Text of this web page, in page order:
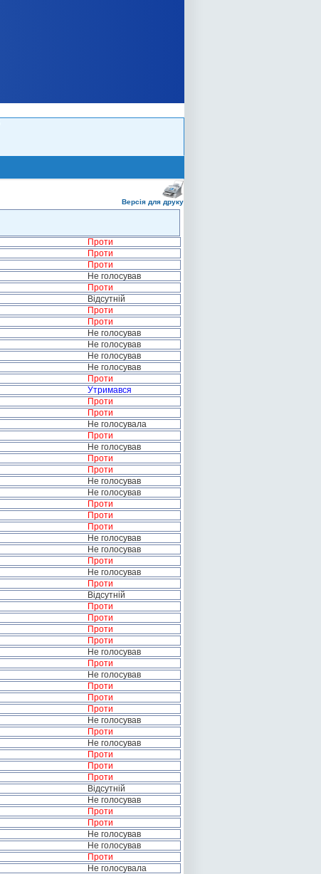
Версія для друку
Проти
Проти
Проти
Не голосував
Проти
Відсутній
Проти
Проти
Не голосував
Не голосував
Не голосував
Не голосував
Проти
Утримався
Проти
Проти
Не голосувала
Проти
Не голосував
Проти
Проти
Не голосував
Не голосував
Проти
Проти
Проти
Не голосував
Не голосував
Проти
Не голосував
Проти
Відсутній
Проти
Проти
Проти
Проти
Не голосував
Проти
Не голосував
Проти
Проти
Проти
Не голосував
Проти
Не голосував
Проти
Проти
Проти
Відсутній
Не голосував
Проти
Проти
Не голосував
Не голосував
Проти
Не голосувала